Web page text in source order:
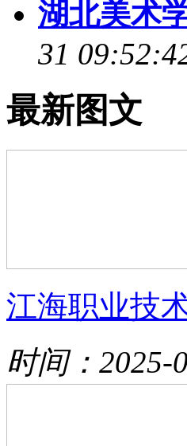
湖北美术
31
最新图文
江海职业技
时间：2025-